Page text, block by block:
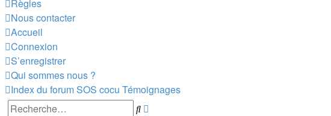
Règles
Nous contacter
Accueil
Connexion
S’enregistrer
Qui sommes nous ?
Index du forumSOS cocu Témoignages
Rechercher